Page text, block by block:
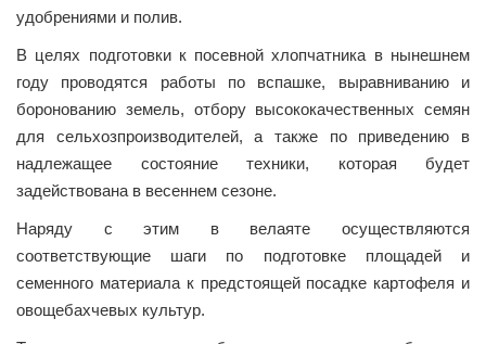
удобрениями и полив.
В целях подготовки к посевной хлопчатника в нынешнем
году проводятся работы по вспашке, выравниванию и
боронованию земель, отбору высококачественных семян
для сельхозпроизводителей, а также по приведению в
надлежащее состояние техники, которая будет
задействована в весеннем сезоне.
Наряду с этим в велаяте осуществляются
соответствующие шаги по подготовке площадей и
семенного материала к предстоящей посадке картофеля и
овощебахчевых культур.